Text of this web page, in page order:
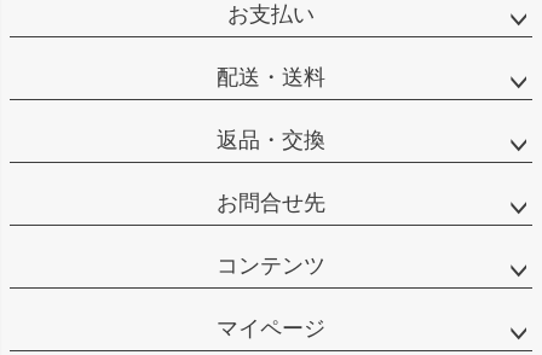
お支払い
配送・送料
返品・交換
お問合せ先
コンテンツ
マイページ